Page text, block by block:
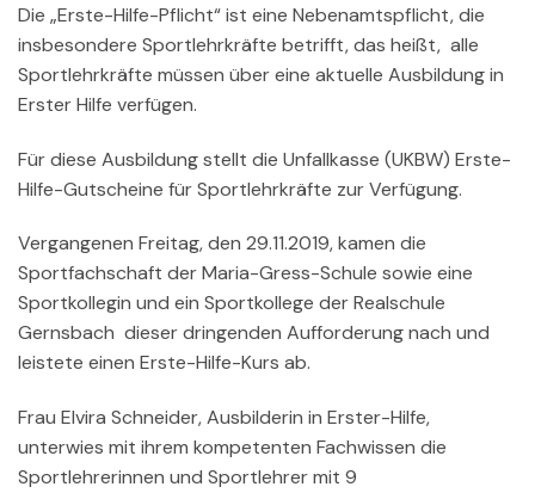
Die „Erste-Hilfe-Pflicht“ ist eine Nebenamtspflicht, die
insbesondere Sportlehrkräfte betrifft, das heißt, alle
Sportlehrkräfte müssen über eine aktuelle Ausbildung in
Erster Hilfe verfügen.
Für diese Ausbildung stellt die Unfallkasse (UKBW) Erste-
Hilfe-Gutscheine für Sportlehrkräfte zur Verfügung.
Vergangenen Freitag, den 29.11.2019, kamen die
Sportfachschaft der Maria-Gress-Schule sowie eine
Sportkollegin und ein Sportkollege der Realschule
Gernsbach dieser dringenden Aufforderung nach und
leistete einen Erste-Hilfe-Kurs ab.
Frau Elvira Schneider, Ausbilderin in Erster-Hilfe,
unterwies mit ihrem kompetenten Fachwissen die
Sportlehrerinnen und Sportlehrer mit 9